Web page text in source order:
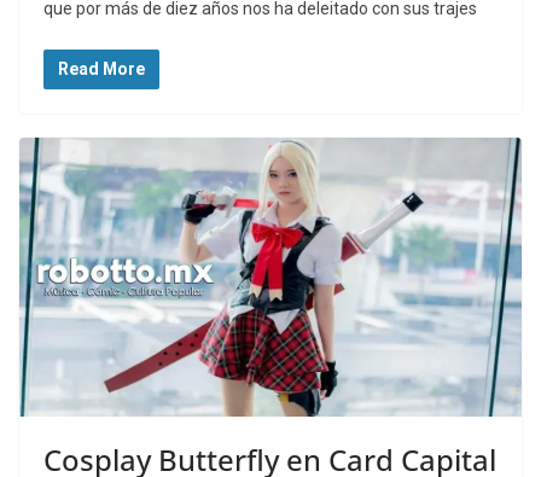
que por más de diez años nos ha deleitado con sus trajes
Read More
Cosplay Butterfly en Card Capital